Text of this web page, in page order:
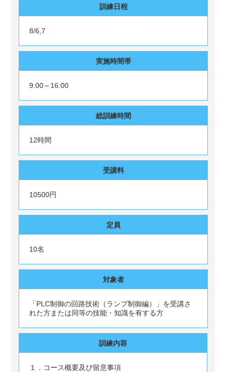
訓練日程
8/6,7
実施時間帯
9:00～16:00
総訓練時間
12時間
受講料
10500円
定員
10名
対象者
「PLC制御の回路技術（ランプ制御編）」を受講さ
れた方または同等の技能・知識を有する方
訓練内容
１．コース概要及び留意事項